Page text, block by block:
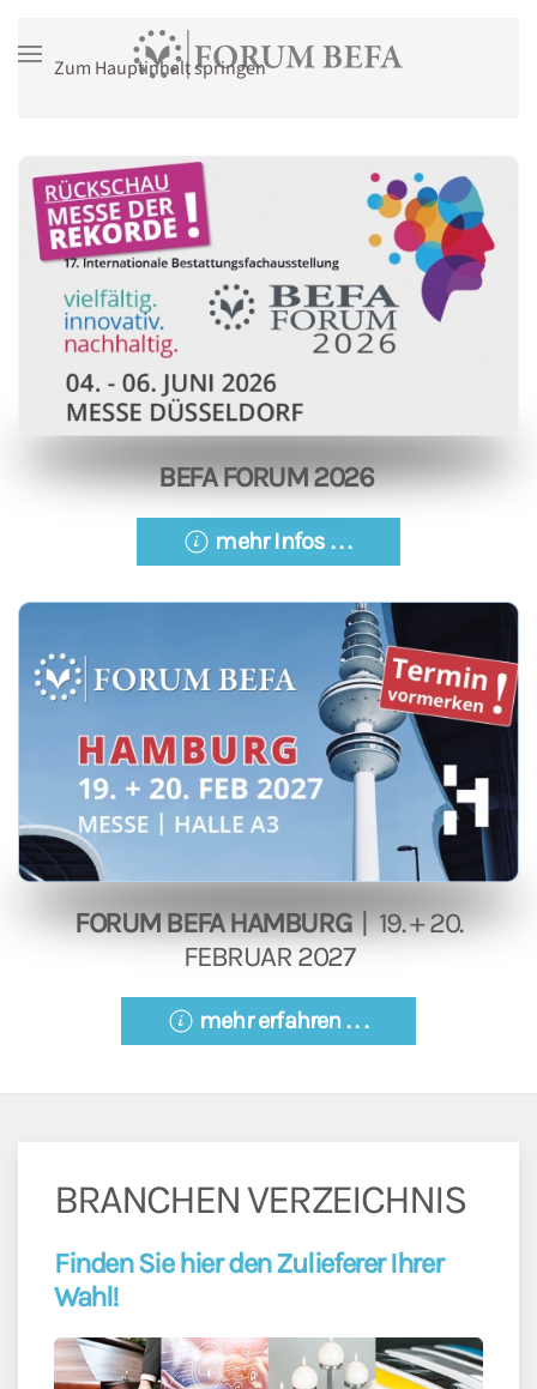
Zum Hauptinhalt springen
BEFA FORUM 2026
mehr Infos . . .
FORUM BEFA HAMBURG| 19. + 20.
FEBRUAR 2027
mehr erfahren . . .
BRANCHEN VERZEICHNIS
Finden Sie hier den Zulieferer Ihrer
Wahl!